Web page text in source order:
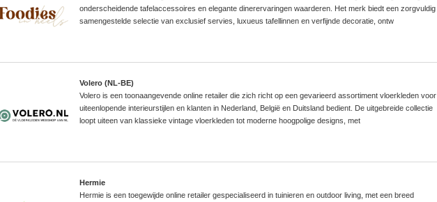
onderscheidende tafelaccessoires en elegante dinerervaringen waarderen. Het merk biedt een zorgvuldig
samengestelde selectie van exclusief servies, luxueus tafellinnen en verfijnde decoratie, ontw
Volero (NL-BE)
Volero is een toonaangevende online retailer die zich richt op een gevarieerd assortiment vloerkleden voor
uiteenlopende interieurstijlen en klanten in Nederland, België en Duitsland bedient. De uitgebreide collectie
loopt uiteen van klassieke vintage vloerkleden tot moderne hoogpolige designs, met
Hermie
Hermie is een toegewijde online retailer gespecialiseerd in tuinieren en outdoor living, met een breed